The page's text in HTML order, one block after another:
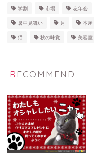
学割 市場 忘年会
暑中見舞い 月 本屋
猫 秋の味覚 美容室
RECOMMEND